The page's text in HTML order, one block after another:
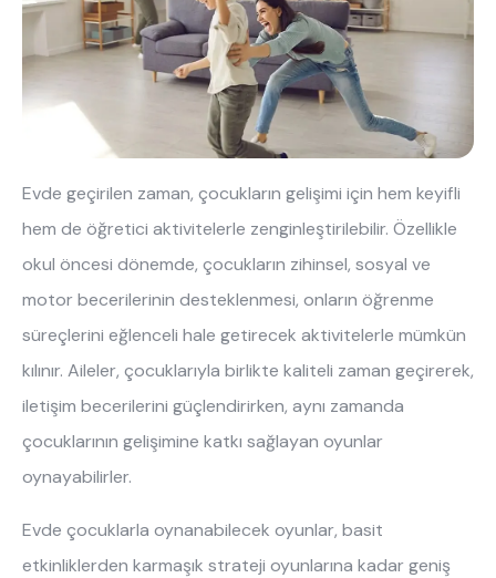
Kurulum & Teslimat
İnsan Kaynakları
İş Ortaklığı
Öneriler
Evde geçirilen zaman, çocukların gelişimi için hem keyifli
hem de öğretici aktivitelerle zenginleştirilebilir. Özellikle
okul öncesi dönemde, çocukların zihinsel, sosyal ve
motor becerilerinin desteklenmesi, onların öğrenme
süreçlerini eğlenceli hale getirecek aktivitelerle mümkün
kılınır. Aileler, çocuklarıyla birlikte kaliteli zaman geçirerek,
iletişim becerilerini güçlendirirken, aynı zamanda
çocuklarının gelişimine katkı sağlayan oyunlar
oynayabilirler.
Evde çocuklarla oynanabilecek oyunlar, basit
etkinliklerden karmaşık strateji oyunlarına kadar geniş